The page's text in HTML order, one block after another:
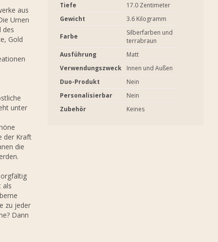
aus
Urnen
des
Gold
unter
der Kraft
die
als
zu jeder
Dann
Tiefe
17.0 Zentimeter
Gewicht
3.6 Kilogramm
Farbe
Silberfarben und
terrabraun
Ausführung
Matt
Verwendungszweck
Innen und Außen
Duo-Produkt
Nein
Personalisierbar
Nein
Zubehör
Keines